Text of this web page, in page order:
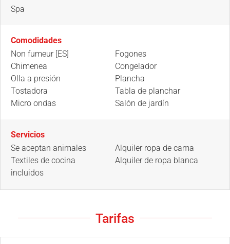
Spa
Comodidades
Non fumeur [ES]
Chimenea
Olla a presión
Tostadora
Micro ondas
Fogones
Congelador
Plancha
Tabla de planchar
Salón de jardín
Servicios
Se aceptan animales
Textiles de cocina
incluidos
Alquiler ropa de cama
Alquiler de ropa blanca
Tarifas